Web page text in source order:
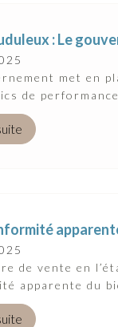
: Le
met en
de
de vente en
apparente du